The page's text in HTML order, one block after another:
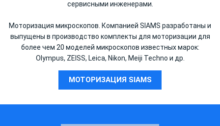
сервисными инженерами.
Моторизация микроскопов. Компанией SIAMS разработаны и
выпущены в производство комплекты для моторизации для
более чем 20 моделей микроскопов известных марок:
Olympus, ZEISS, Leica, Nikon, Meiji Techno и др.
МОТОРИЗАЦИЯ SIAMS